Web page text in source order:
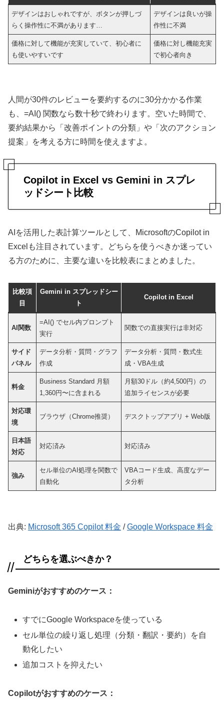
デザインはおしゃれですが、ボタンが押しづ
らく操作性に不満があります…
デザインは良いが操
作性に不満
価格に対して機能が充実していて、初心者に
も使いやすいです
価格に対し機能充実
で初心者向き
人間が30件のレビューを要約するのに30分かかる作業
も、=AI() 関数なら数十秒で終わります。空いた時間で、
要約結果から「改善ポイントの分類」や「次のアクション
提案」を考える方に時間を使えますよ。
Copilot in Excel vs Gemini in スプレ
ッドシート比較
AIを活用した表計算ツールとして、MicrosoftのCopilot in
Excelも注目されています。どちらを使うべきか迷ってい
る方のために、主要な違いを比較表にまとめました。
比較項
目
Gemini in スプレッドシー
ト
Copilot in Excel
AI関数
=AI() でセル内プロンプト
実行
関数での直接実行は非対応
サイド
パネル
データ分析・質問・グラフ
作成
データ分析・質問・数式生
成・VBA生成
料金
Business Standard 月額
1,360円〜に含まれる
月額30ドル（約4,500円）の
追加ライセンスが必要
対応環
境
ブラウザ（Chrome推奨） デスクトップアプリ + Web版
日本語
対応
対応済み 対応済み
強み
セル単位のAI処理を関数で
自動化
VBAコード生成、高度なデー
タ分析
出典: Microsoft 365 Copilot 料金 /Google Workspace 料金
どちらを選ぶべきか？
Geminiがおすすめのケース：
すでにGoogle Workspaceを使っている
セル単位の繰り返し処理（分類・翻訳・要約）を自
動化したい
追加コストを抑えたい
Copilotがおすすめのケース：